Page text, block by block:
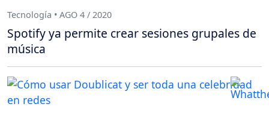
Tecnología • AGO 4 / 2020
Spotify ya permite crear sesiones grupales de
música